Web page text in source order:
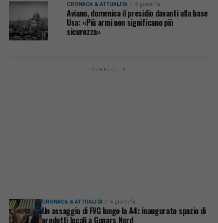
CRONACA & ATTUALITÀ 4 giorni fa
Aviano, domenica il presidio davanti alla base
Usa: «Più armi non significano più
sicurezza»
PUBBLICITÀ
CRONACA & ATTUALITÀ 4 giorni fa
Un assaggio di FVG lungo la A4: inaugurato spazio di
prodotti locali a Gonars Nord